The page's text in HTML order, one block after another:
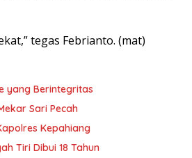
tegas Febrianto. (mat)
yang Berintegritas
Sari Pecah
Kepahiang
Tiri Dibui 18 Tahun